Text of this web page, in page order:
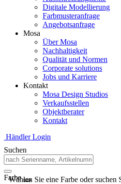
Digitale Modellierung
Farbmusteranfrage
Angebotsanfrage
Mosa
Über Mosa
Nachhaltigkeit
Qualität und Normen
Corporate solutions
Jobs und Karriere
Kontakt
Mosa Design Studios
Verkaufsstellen
Objektberater
Kontakt
Händler Login
Suchen
Farbe
Wählen Sie eine Farbe oder suchen